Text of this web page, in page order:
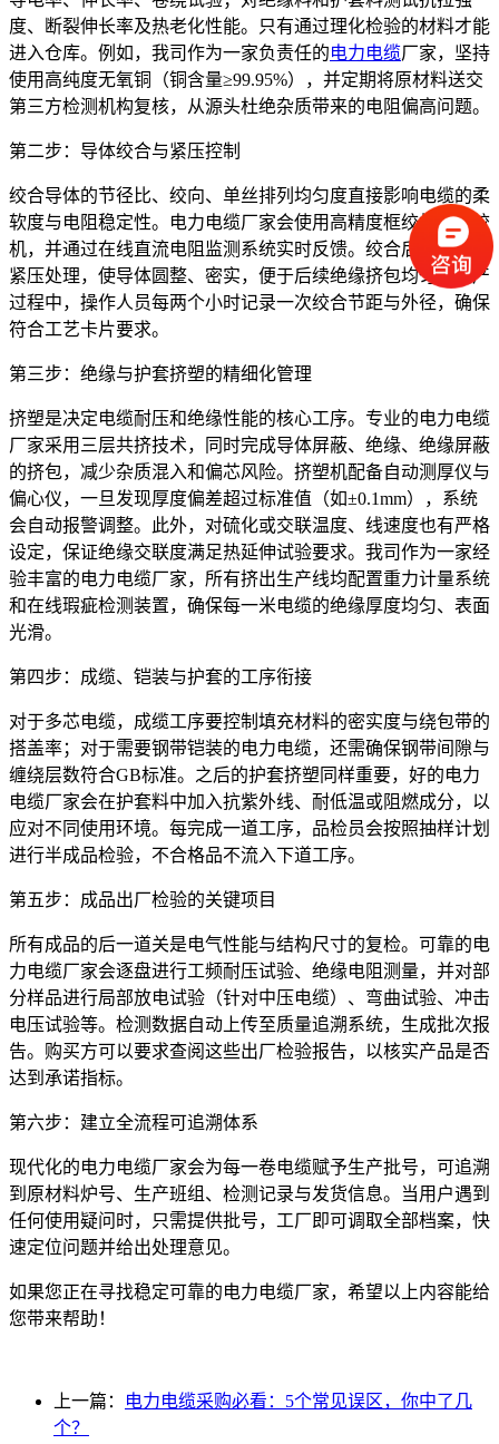
度、断裂伸长率及热老化性能。只有通过理化检验的材料才能
进入仓库。例如，我司作为一家负责任的电力电缆厂家，坚持
使用高纯度无氧铜（铜含量≥99.95%），并定期将原材料送交
第三方检测机构复核，从源头杜绝杂质带来的电阻偏高问题。
第二步：导体绞合与紧压控制
绞合导体的节径比、绞向、单丝排列均匀度直接影响电缆的柔
软度与电阻稳定性。电力电缆厂家会使用高精度框绞机或管绞
机，并通过在线直流电阻监测系统实时反馈。绞合后还需进行
紧压处理，使导体圆整、密实，便于后续绝缘挤包均匀。生产
过程中，操作人员每两个小时记录一次绞合节距与外径，确保
符合工艺卡片要求。
第三步：绝缘与护套挤塑的精细化管理
挤塑是决定电缆耐压和绝缘性能的核心工序。专业的电力电缆
厂家采用三层共挤技术，同时完成导体屏蔽、绝缘、绝缘屏蔽
的挤包，减少杂质混入和偏芯风险。挤塑机配备自动测厚仪与
偏心仪，一旦发现厚度偏差超过标准值（如±0.1mm），系统
会自动报警调整。此外，对硫化或交联温度、线速度也有严格
设定，保证绝缘交联度满足热延伸试验要求。我司作为一家经
验丰富的电力电缆厂家，所有挤出生产线均配置重力计量系统
和在线瑕疵检测装置，确保每一米电缆的绝缘厚度均匀、表面
光滑。
第四步：成缆、铠装与护套的工序衔接
对于多芯电缆，成缆工序要控制填充材料的密实度与绕包带的
搭盖率；对于需要钢带铠装的电力电缆，还需确保钢带间隙与
缠绕层数符合GB标准。之后的护套挤塑同样重要，好的电力
电缆厂家会在护套料中加入抗紫外线、耐低温或阻燃成分，以
应对不同使用环境。每完成一道工序，品检员会按照抽样计划
进行半成品检验，不合格品不流入下道工序。
第五步：成品出厂检验的关键项目
所有成品的后一道关是电气性能与结构尺寸的复检。可靠的电
力电缆厂家会逐盘进行工频耐压试验、绝缘电阻测量，并对部
分样品进行局部放电试验（针对中压电缆）、弯曲试验、冲击
电压试验等。检测数据自动上传至质量追溯系统，生成批次报
告。购买方可以要求查阅这些出厂检验报告，以核实产品是否
达到承诺指标。
第六步：建立全流程可追溯体系
现代化的电力电缆厂家会为每一卷电缆赋予生产批号，可追溯
到原材料炉号、生产班组、检测记录与发货信息。当用户遇到
任何使用疑问时，只需提供批号，工厂即可调取全部档案，快
速定位问题并给出处理意见。
如果您正在寻找稳定可靠的电力电缆厂家，希望以上内容能给
您带来帮助！
上一篇：
电力电缆采购必看：5个常见误区，你中了几
个？